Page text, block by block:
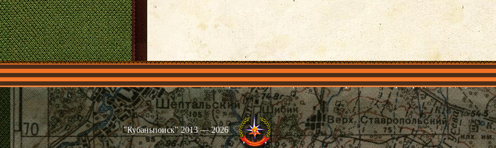
Главная Имена Общественные объединения Проекты Герои рядом Документы
"Кубаньпоиск" 2013 — 2026